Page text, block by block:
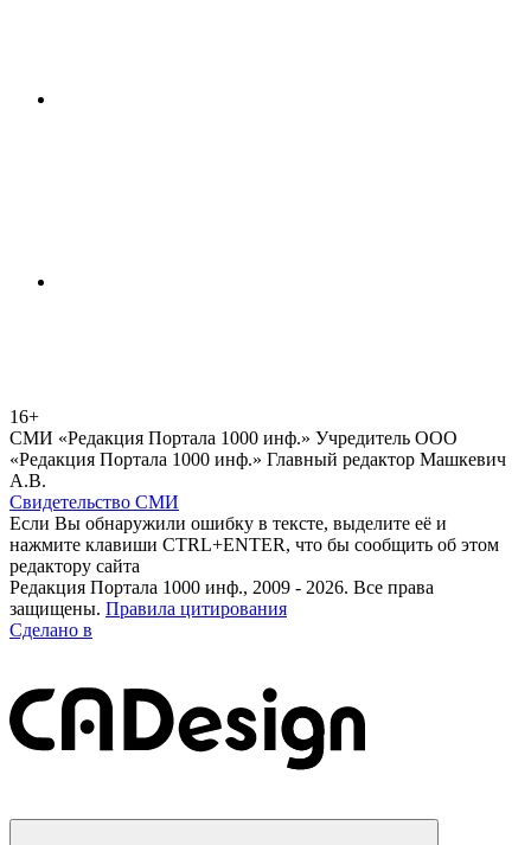
16+
СМИ «Редакция Портала 1000 инф.» Учредитель ООО
«Редакция Портала 1000 инф.» Главный редактор Машкевич
А.В.
Свидетельство СМИ
Если Вы обнаружили ошибку в тексте, выделите её и
нажмите клавиши CTRL+ENTER, что бы сообщить об этом
редактору сайта
Редакция Портала 1000 инф., 2009 - 2026. Все права
защищены. Правила цитирования
Сделано в